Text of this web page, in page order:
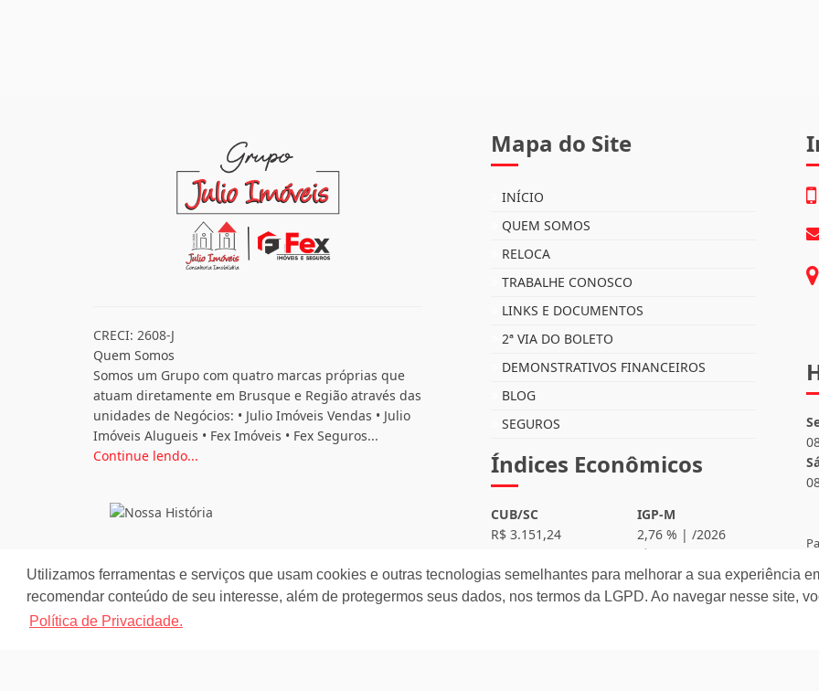
Utilizamos ferramentas e serviços que usam cookies e outras tecnologias semelhantes para melhorar a sua experiência
recomendar conteúdo de seu interesse, além de protegermos seus dados, nos termos da LGPD. Ao navegar nesse site,
Política de Privacidade.
CRECI: 2608-J
Quem Somos
Somos um Grupo com quatro marcas próprias que
atuam diretamente em Brusque e Região através das
unidades de Negócios: • Julio Imóveis Vendas • Julio
Imóveis Alugueis • Fex Imóveis • Fex Seguros...
Continue lendo...
Mapa do Site
INÍCIO
QUEM SOMOS
RELOCA
TRABALHE CONOSCO
LINKS E DOCUMENTOS
2ª VIA DO BOLETO
DEMONSTRATIVOS FINANCEIROS
BLOG
SEGUROS
Índices Econômicos
CUB/SC
R$ 3.151,24
IGP-M
2,76 % | /2026
(últimos 12 meses)
IPCA